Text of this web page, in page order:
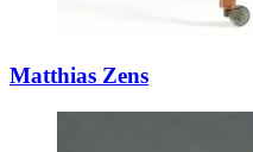
Matthias Zens